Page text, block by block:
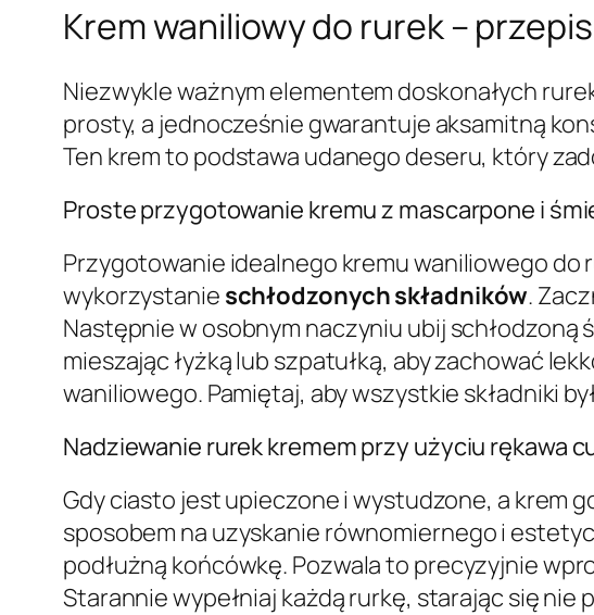
Krem waniliowy do rurek –
Niezwykle ważnym elementem doskonałych
prosty, a jednocześnie gwarantuje aksamitną
Ten krem to podstawa udanego deseru, który
Proste przygotowanie kremu z mascarpone i
Przygotowanie idealnego kremu waniliowego
wykorzystanie schłodzonych składników.
Następnie w osobnym naczyniu ubij schłodzoną
mieszając łyżką lub szpatułką, aby zachować
waniliowego. Pamiętaj, aby wszystkie składniki
Nadziewanie rurek kremem przy użyciu rękawa
Gdy ciasto jest upieczone i wystudzone, a krem
sposobem na uzyskanie równomiernego i
podłużną końcówkę. Pozwala to precyzyjnie
Starannie wypełniaj każdą rurkę, starając się